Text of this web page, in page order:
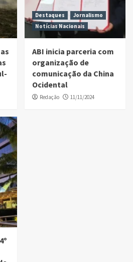
Destaques
Jornalismo
Notícias Nacionais
ABI inicia parceria com
organização de
comunicação da China
Ocidental
Redação 11/11/2024